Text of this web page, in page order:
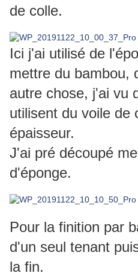
de colle.
Ici j'ai utilisé de
mettre du bambou,
autre chose, j'ai vu
utilisent du voile de
épaisseur.
J'ai pré découpé
d'éponge.
Pour la finition par
d'un seul tenant
la fin.